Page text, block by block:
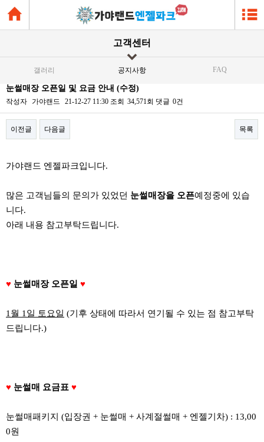
고객센터
갤러리 공지사항 FAQ
눈썰매장 오픈일 및 요금 안내 (수정)
작성자 가야랜드 21-12-27 11:30 조회 34,571회 댓글 0건
이전글 다음글 목록
가야랜드 엔젤파크입니다.
많은 고객님들의 문의가 있었던 눈썰매장을 오픈예정중에 있습
니다.
아래 내용 참고부탁드립니다.
♥ 눈썰매장 오픈일 ♥
1월 1일 토요일 (기후 상태에 따라서 연기될 수 있는 점 참고부탁
드립니다.)
♥ 눈썰매 요금표 ♥
눈썰매패키지 (입장권 + 눈썰매 + 사계절썰매 + 엔젤기차) : 13,00
0원